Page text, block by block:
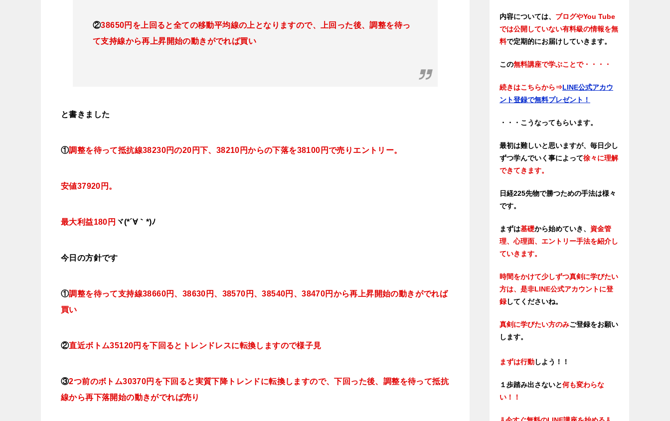
②38650円を上回ると全ての移動平均線の上となりますので、上回った後、調整を待っ
て支持線から再上昇開始の動きがでれば買い
と書きました
①調整を待って抵抗線38230円の20円下、38210円からの下落を38100円で売りエントリー。
安値37920円。
最大利益180円 ヾ(*´∀｀*)ﾉ
今日 の方針です
①調整を待って支持線38660円、38630円、38570円、38540円、38470円から再上昇開始の動きがでれば
買い
②直近ボトム35120円を下回るとトレンドレスに転換しますので様子見
③2つ前のボトム30370円を下回ると実質下降トレンドに転換しますので、下回った後、調整を待って抵抗
線から再下落開始の動きがでれば売り
内容については、 ブログやYou Tube
では公開していない有料級の情報を無
料で定期的にお届けしていきます。
この無料講座で学ぶことで・・・・
続きはこちらから⇒LINE公式アカウ
ント登録で無料プレゼント！
・・・こうなってもらいます。
最初は難しいと思いますが、毎日少し
ずつ学んでいく事によって徐々に理解
できてきます。
日経225先物で勝つための手法は様々
です。
まずは基礎から始めていき、 資金管
理、心理面、エントリー手法を紹介し
ていきます。
時間をかけて少しずつ真剣に学びたい
方は、是非LINE公式アカウントに登
録してくださいね。
真剣に学びたい方のみご登録をお願い
します。
まずは行動しよう！！
１歩踏み出さないと何も変わらな
い！！